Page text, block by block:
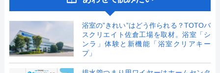
浴室の”きれい”はどう作られる？TOTOバ
スクリエイト佐倉工場を取材。浴室「シ
ンラ」体験と新機能「浴室クリアキー
プ」